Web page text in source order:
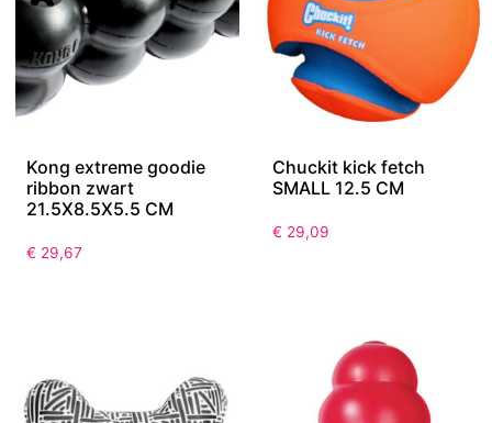
Kong extreme goodie
ribbon zwart
21.5X8.5X5.5 CM
€ 29,67
Chuckit kick fetch
SMALL 12.5 CM
€ 29,09